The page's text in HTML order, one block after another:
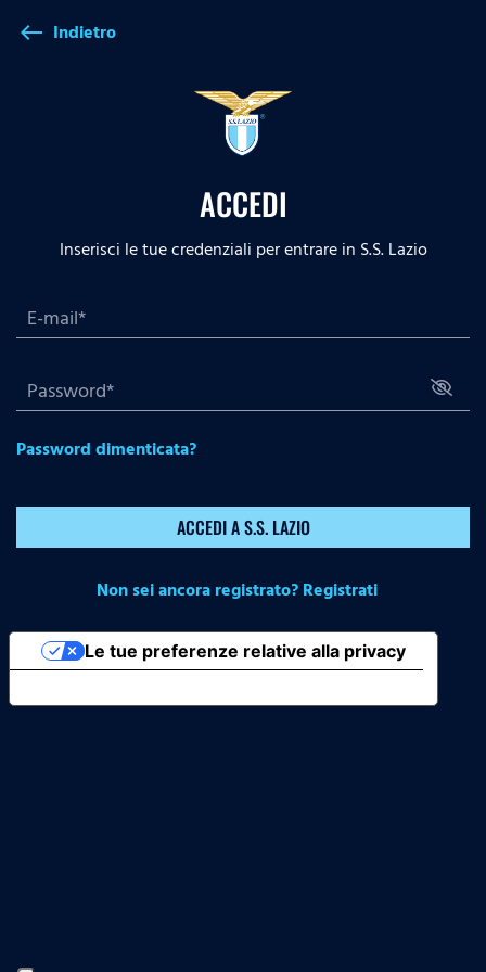
west Indietro
ACCEDI
Inserisci le tue credenziali per entrare in S.S. Lazio
Password dimenticata?
ACCEDI A S.S. LAZIO
Non sei ancora registrato? Registrati
Le tue preferenze relative alla privacy